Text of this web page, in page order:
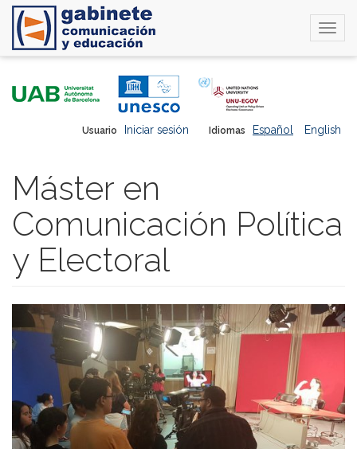
Idiomas Español English
Usuario Iniciar sesión
Máster en
Comunicación Política
y Electoral